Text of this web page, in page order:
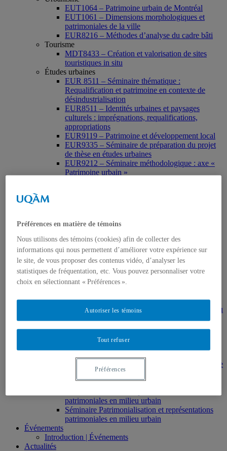
EUT1064 – Patrimoine urbain de Montréal
EUT1061 – Dimensions morphologiques et
patrimoniales de la ville
EUR8216 – Méthodes d’analyse du cadre bâti
Tourisme
MDT8433 – Création et valorisation de sites
touristiques in situ
Études urbaines
EUR 8511 – Séminaire thématique :
Requalification et patrimoine en contexte de
désindustrialisation
EUR8511 – Identités urbaines et paysages
culturels : imprégnations, requalifications,
appropriations
EUR9119 – Patrimoine et développement local
EUR9335 – Séminaire de préparation du projet
de thèse en études urbaines
EUR9212 – Séminaire méthodologique : axe «
Patrimoine urbain »
Muséologie, médiation et patrimoine
HAR2644 – Animation, communications,
gestion en patrimoine
Direction de thèses et de mémoires
Stages
Archives
MDT8001 – Épistémologie des études
touristiques
MSL9005 – La patrimonialisation
EUR7102 – Dimensions sociales et culturelles du
EUR8216 – Méthodes d’analyse du cadre bâti
EUR8460 – Patrimoine et requalification des
EUT1065 – Gestion et valorisation du patrimoine
Séminaire d’exploration en études urbaines –
patrimoniales en milieu urbain
Séminaire Patrimonialisation et représentations
patrimoniales en milieu urbain
Événements
Introduction | Événements
Actualités
Préférences en matière de témoins
Nous utilisons des témoins (cookies) afin de collecter des
informations qui nous permettent d’améliorer votre expérience sur
le site, de vous proposer des contenus vidéo, d’analyser les
statistiques de fréquentation, etc. Vous pouvez personnaliser votre
choix en sélectionnant « Préférences ».
Tout refuser
Autoriser les témoins
Préférences